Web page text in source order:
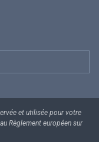
et utilisée pour votre
Règlement européen sur